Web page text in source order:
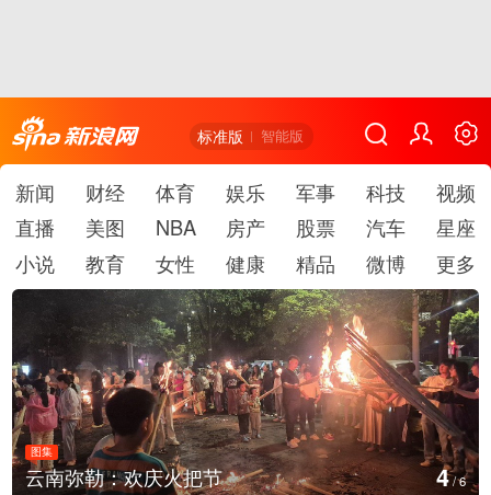
标准版 智能版
新闻 财经 体育 娱乐 军事 科技
视频
直播
美图 NBA 房产 股票 汽车
星座
小说
教育 女性 健康 精品 微博 更多
图集
云南弥勒：欢庆火把节 5/6